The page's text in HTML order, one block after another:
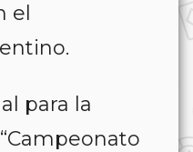
el
para la